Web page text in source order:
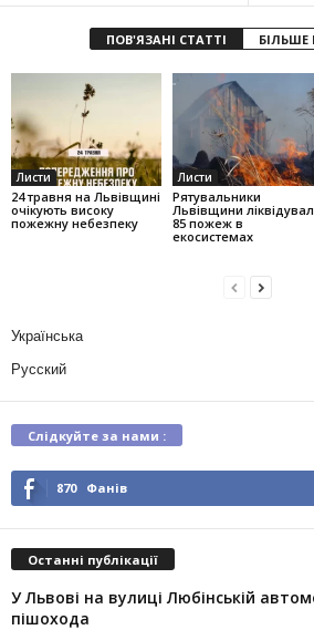
ПОВ'ЯЗАНІ СТАТТІ БІЛЬШЕ
Листи
24 травня на Львівщині
очікують високу
пожежну небезпеку
Листи
Рятувальники
Львівщини
85 пожеж в
екосистемах
Українська
Русский
Слідкуйте за нами :
870 Фанів
Останні публікації
У Львові на вулиці Любінській
пішохода